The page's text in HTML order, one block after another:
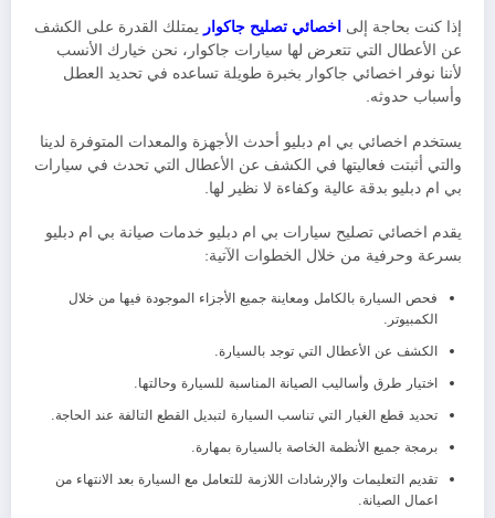
إذا كنت بحاجة إلى اخصائي تصليح جاكوار يمتلك القدرة على الكشف
عن الأعطال التي تتعرض لها سيارات جاكوار، نحن خيارك الأنسب
لأننا نوفر اخصائي جاكوار بخبرة طويلة تساعده في تحديد العطل
وأسباب حدوثه.
يستخدم اخصائي بي ام دبليو أحدث الأجهزة والمعدات المتوفرة لدينا
والتي أثبتت فعاليتها في الكشف عن الأعطال التي تحدث في سيارات
بي ام دبليو بدقة عالية وكفاءة لا نظير لها.
يقدم اخصائي تصليح سيارات بي ام دبليو خدمات صيانة بي ام دبليو
بسرعة وحرفية من خلال الخطوات الآتية:
فحص السيارة بالكامل ومعاينة جميع الأجزاء الموجودة فيها من خلال
الكمبيوتر.
الكشف عن الأعطال التي توجد بالسيارة.
اختيار طرق وأساليب الصيانة المناسبة للسيارة وحالتها.
تحديد قطع الغيار التي تناسب السيارة لتبديل القطع التالفة عند الحاجة.
برمجة جميع الأنظمة الخاصة بالسيارة بمهارة.
تقديم التعليمات والإرشادات اللازمة للتعامل مع السيارة بعد الانتهاء من
اعمال الصيانة.